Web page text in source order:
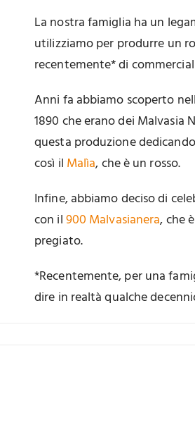
La nostra famiglia ha un
utilizziamo per produrre un
recentemente* di
Anni fa abbiamo scoperto
1890 che erano dei Malvasia
questa produzione
così il Malìa, che è un rosso.
Infine, abbiamo deciso di
con il900 Malvasianera, che
pregiato.
*Recentemente, per una
dire in realtà qualche